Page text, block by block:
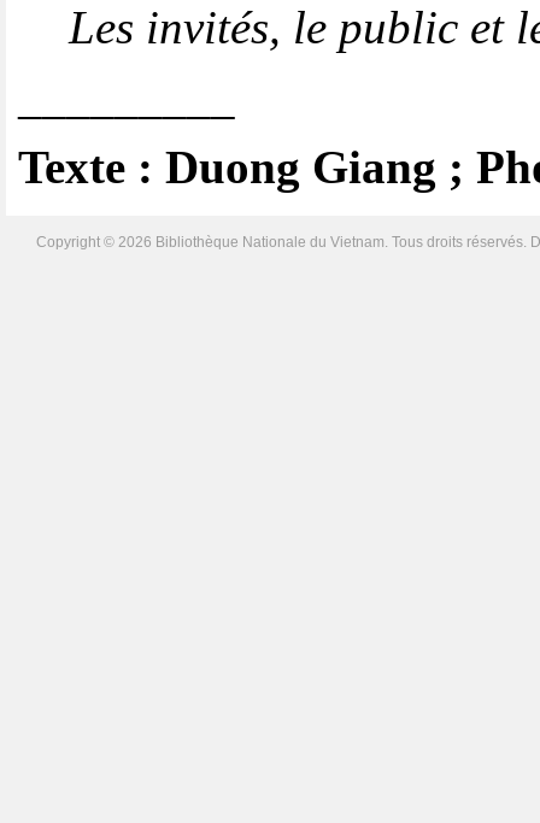
Les invités, le public et
Texte : Duong Giang ;
Copyright © 2026 Bibliothèque Nationale du Vietnam. Tous droits réservés.